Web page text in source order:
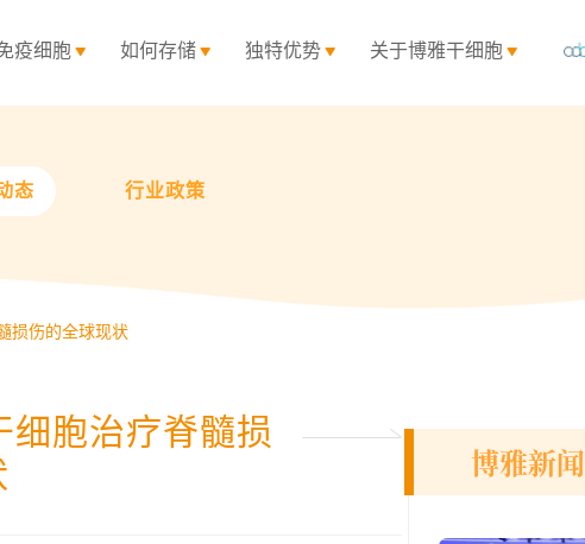
疫细胞 如何存储 独特优势 关于博雅干细胞
态 行业政策
损伤的全球现状
细胞治疗脊髓损
博雅新闻